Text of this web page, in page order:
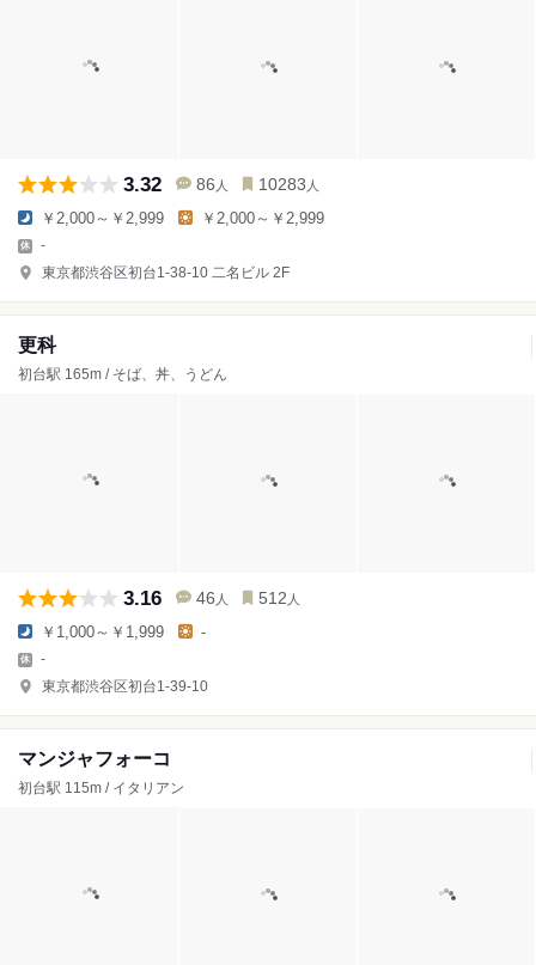
3.32 86 人 10283 人
￥2,000～￥2,999 ￥2,000～￥2,999
-
東京都渋谷区初台1-38-10 二名ビル 2F
更科
初台駅 165m / そば、丼、うどん
3.16 46 人 512 人
￥1,000～￥1,999 -
-
東京都渋谷区初台1-39-10
マンジャフォーコ
初台駅 115m / イタリアン